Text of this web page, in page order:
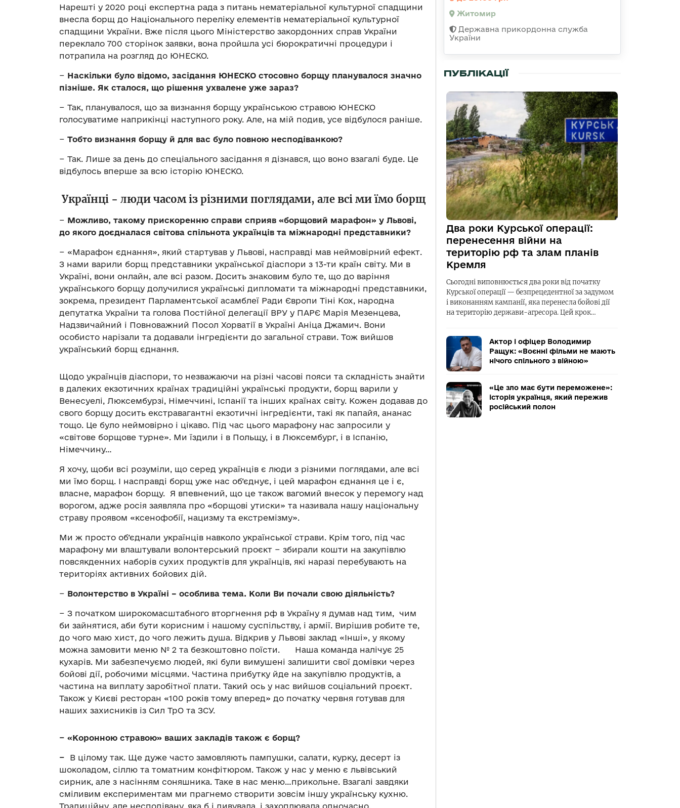
Нарешті у 2020 році експертна рада з питань нематеріальної культурної спадщини
внесла борщ до Національного переліку елементів нематеріальної культурної
спадщини України. Вже після цього Міністерство закордонних справ України
переклало 700 сторінок заявки, вона пройшла усі бюрократичні процедури і
потрапила на розгляд до ЮНЕСКО.
− Наскільки було відомо, засідання ЮНЕСКО стосовно борщу планувалося значно
пізніше. Як сталося, що рішення ухвалене уже зараз?
− Так, планувалося, що за визнання борщу українською стравою ЮНЕСКО
голосуватиме наприкінці наступного року. Але, на мій подив, усе відбулося раніше.
− Тобто визнання борщу й для вас було повною несподіванкою?
− Так. Лише за день до спеціального засідання я дізнався, що воно взагалі буде. Це
відбулось вперше за всю історію ЮНЕСКО.
Українці − люди часом із різними поглядами, але всі ми їмо борщ
− Можливо, такому прискоренню справи сприяв «борщовий марафон» у Львові,
до якого доєдналася світова спільнота українців та міжнародні представники?
− «Марафон єднання», який стартував у Львові, насправді мав неймовірний ефект.
З нами варили борщ представники української діаспори з 13-ти країн світу. Ми в
Україні, вони онлайн, але всі разом. Досить знаковим було те, що до варіння
українського борщу долучилися українські дипломати та міжнародні представники,
зокрема, президент Парламентської асамблеї Ради Європи Тіні Кох, народна
депутатка України та голова Постійної делегації ВРУ у ПАРЄ Марія Мезенцева,
Надзвичайний і Повноважний Посол Хорватії в Україні Аніца Джамич. Вони
особисто нарізали та додавали інгредієнти до загальної страви. Тож вийшов
український борщ єднання.
Щодо українців діаспори, то незважаючи на різні часові пояси та складність знайти
в далеких екзотичних країнах традиційні українські продукти, борщ варили у
Венесуелі, Люксембурзі, Німеччині, Іспанії та інших країнах світу. Кожен додавав до
свого борщу досить екстравагантні екзотичні інгредієнти, такі як папайя, ананас
тощо. Це було неймовірно і цікаво. Під час цього марафону нас запросили у
«світове борщове турне». Ми їздили і в Польщу, і в Люксембург, і в Іспанію,
Німеччину…
Я хочу, щоби всі розуміли, що серед українців є люди з різними поглядами, але всі
ми їмо борщ. І насправді борщ уже нас об’єднує, і цей марафон єднання це і є,
власне, марафон борщу. Я впевнений, що це також вагомий внесок у перемогу над
ворогом, адже росія заявляла про «борщові утиски» та називала нашу національну
страву проявом «ксенофобії, нацизму та екстремізму».
Ми ж просто об’єднали українців навколо української страви. Крім того, під час
марафону ми влаштували волонтерський проєкт − збирали кошти на закупівлю
повсякденних наборів сухих продуктів для українців, які наразі перебувають на
територіях активних бойових дій.
− Волонтерство в Україні – особлива тема. Коли Ви почали свою діяльність?
− З початком широкомасштабного вторгнення рф в Україну я думав над тим, чим
би зайнятися, аби бути корисним і нашому суспільству, і армії. Вирішив робите те,
до чого маю хист, до чого лежить душа. Відкрив у Львові заклад «Інші», у якому
можна замовити меню № 2 та безкоштовно поїсти. Наша команда налічує 25
кухарів. Ми забезпечуємо людей, які були вимушені залишити свої домівки через
бойові дії, робочими місцями. Частина прибутку йде на закупівлю продуктів, а
частина на виплату заробітної плати. Такий ось у нас вийшов соціальний проєкт.
Також у Києві ресторан «100 років тому вперед» до початку червня готував для
наших захисників із Сил ТрО та ЗСУ.
− «Коронною стравою» ваших закладів також є борщ?
− В цілому так. Ще дуже часто замовляють пампушки, салати, курку, десерт із
шоколадом, сіллю та томатним конфітюром. Також у нас у меню є львівський
сирник, але з насінням соняшника. Таке в нас меню…прикольне. Взагалі завдяки
сміливим експериментам ми прагнемо створити зовсім іншу українську кухню.
Традиційну, але несподівану, яка б і дивувала, і захоплювала одночасно.
Житомир
Державна прикордонна служба
України
ПУБЛІКАЦІЇ
Два роки Курської операції:
перенесення війни на
територію рф та злам планів
Кремля
Сьогодні виповнюється два роки від початку
Курської операції — безпрецедентної за задумом
і виконанням кампанії, яка перенесла бойові дії
на територію держави-агресора. Цей крок…
Актор і офіцер Володимир
Ращук: «Воєнні фільми не мають
нічого спільного з війною»
«Це зло має бути переможене»:
історія українця, який пережив
російський полон